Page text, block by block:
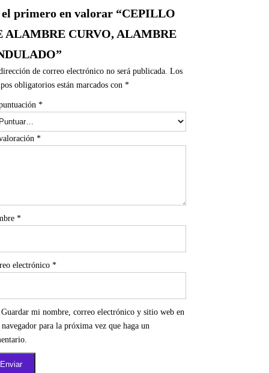
el primero en valorar “CEPILLO
ALAMBRE CURVO, ALAMBRE
de correo electrónico no será publicada. Los
obligatorios están marcados con *
*
*
*
electrónico *
Guardar mi nombre, correo electrónico y sitio web en
navegador para la próxima vez que haga un